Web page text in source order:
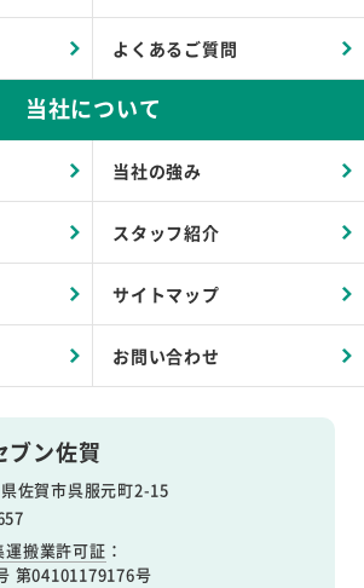
ブン佐賀
佐賀市呉服元町2-15
運搬業許可証 ：
第04101179176号
よくあるご質問
当社について
当社の強み
スタッフ紹介
サイトマップ
お問い合わせ